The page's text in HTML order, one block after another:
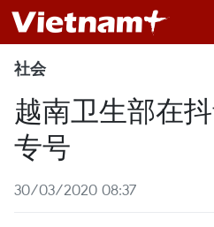
社会
越南卫生部在
专号
30/03/2020 08:37